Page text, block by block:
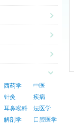
西药学
中医
针灸
疾病
耳鼻喉科
法医学
解剖学
口腔医学